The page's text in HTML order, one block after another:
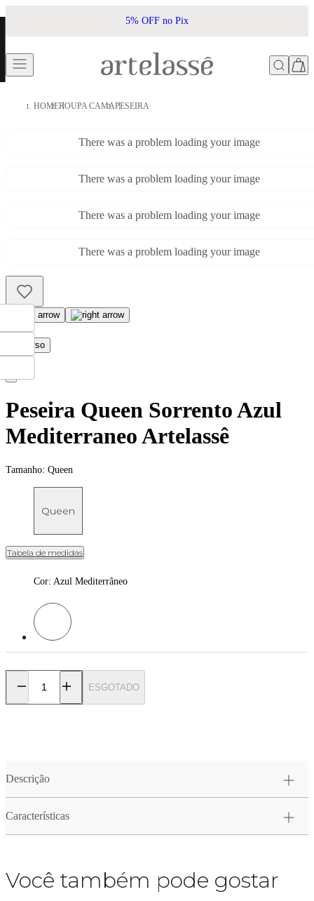
5% OFF no Pix
HOMEROUPA CAMAPESEIRA
There was a problem loading your image
There was a problem loading your image
There was a problem loading your image
There was a problem loading your image
Peseira Queen Sorrento Azul
Mediterraneo Artelassê
Tamanho: Queen
Queen
Tabela de medidas
Cor: Azul Mediterrâneo
Cor: Azul Mediterrâneo
ESGOTADO
Descrição
Características
Você também pode gostar